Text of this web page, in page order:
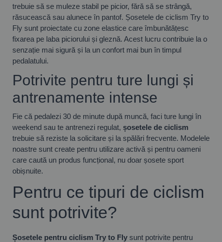
trebuie să se muleze stabil pe picior, fără să se strângă,
răsucească sau alunece în pantof. Șosetele de ciclism Try to
Fly sunt proiectate cu zone elastice care îmbunătățesc
fixarea pe laba piciorului și gleznă. Acest lucru contribuie la o
senzație mai sigură și la un confort mai bun în timpul
pedalatului.
Potrivite pentru ture lungi și
antrenamente intense
Fie că pedalezi 30 de minute după muncă, faci ture lungi în
weekend sau te antrenezi regulat, șosetele de ciclism
trebuie să reziste la solicitare și la spălări frecvente. Modelele
noastre sunt create pentru utilizare activă și pentru oameni
care caută un produs funcțional, nu doar șosete sport
obișnuite.
Pentru ce tipuri de ciclism
sunt potrivite?
Șosetele pentru ciclism Try to Fly sunt potrivite pentru